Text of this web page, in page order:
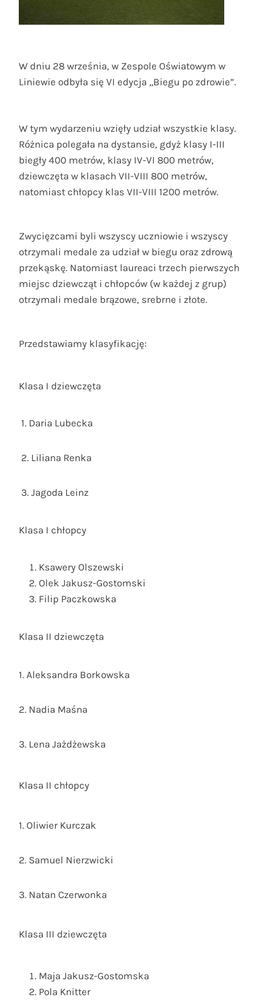
W dniu 28 września, w Zespole Oświatowym w
Liniewie odbyła się VI edycja „Biegu po zdrowie”.
W tym wydarzeniu wzięły udział wszystkie klasy.
Różnica polegała na dystansie, gdyż klasy I-III
biegły 400 metrów, klasy IV-VI 800 metrów,
dziewczęta w klasach VII-VIII 800 metrów,
natomiast chłopcy klas VII-VIII 1200 metrów.
Zwycięzcami byli wszyscy uczniowie i wszyscy
otrzymali medale za udział w biegu oraz zdrową
przekąskę. Natomiast laureaci trzech pierwszych
miejsc dziewcząt i chłopców (w każdej z grup)
otrzymali medale brązowe, srebrne i złote.
Przedstawiamy klasyfikację:
Klasa I dziewczęta
1. Daria Lubecka
2. Liliana Renka
3. Jagoda Leinz
Klasa I chłopcy
Ksawery Olszewski
Olek Jakusz-Gostomski
Filip Paczkowska
Klasa II dziewczęta
1. Aleksandra Borkowska
2. Nadia Maśna
3. Lena Jażdżewska
Klasa II chłopcy
1. Oliwier Kurczak
2. Samuel Nierzwicki
3. Natan Czerwonka
Klasa III dziewczęta
Maja Jakusz-Gostomska
Pola Knitter